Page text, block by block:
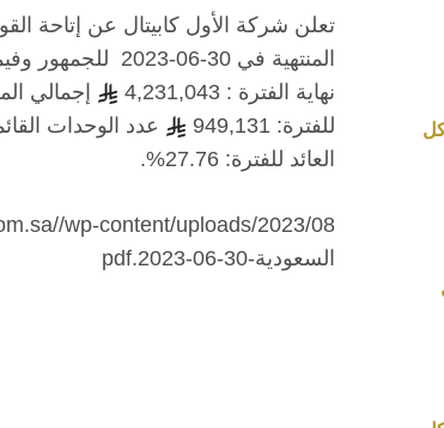
تعلن شركة الأول كابيتال عن إتاحة
المنتهية في
نهاية الفترة : 4,231,043
إجمالي
للفترة: 949,131
عدد الوحدات القائمة في نهاية
العائد للفترة: 27.76%.
السعودية-30-06-2023.pdf
كل